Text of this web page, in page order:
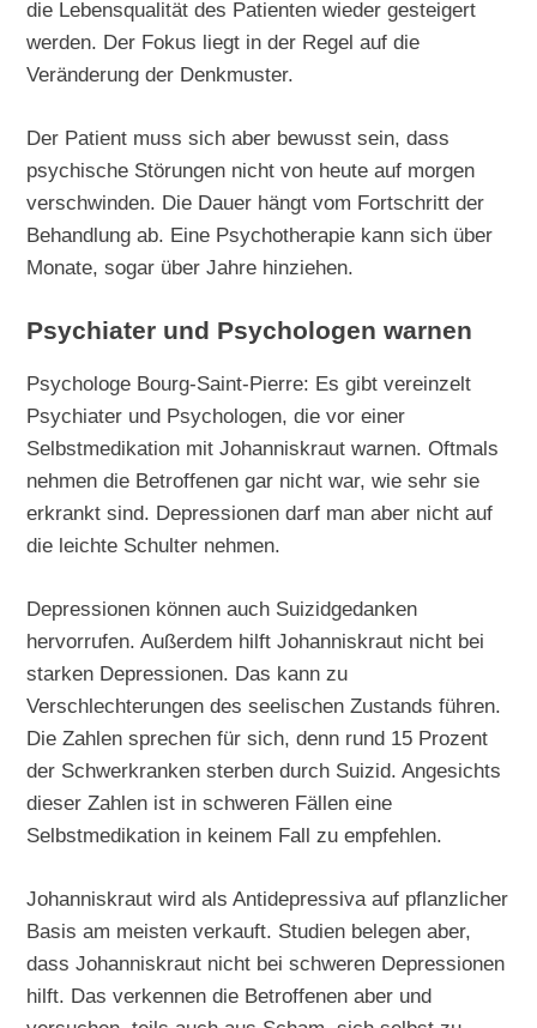
die Lebensqualität des Patienten wieder gesteigert
werden. Der Fokus liegt in der Regel auf die
Veränderung der Denkmuster.
Der Patient muss sich aber bewusst sein, dass
psychische Störungen nicht von heute auf morgen
verschwinden. Die Dauer hängt vom Fortschritt der
Behandlung ab. Eine Psychotherapie kann sich über
Monate, sogar über Jahre hinziehen.
Psychiater und Psychologen warnen
Psychologe Bourg-Saint-Pierre: Es gibt vereinzelt
Psychiater und Psychologen, die vor einer
Selbstmedikation mit Johanniskraut warnen. Oftmals
nehmen die Betroffenen gar nicht war, wie sehr sie
erkrankt sind. Depressionen darf man aber nicht auf
die leichte Schulter nehmen.
Depressionen können auch Suizidgedanken
hervorrufen. Außerdem hilft Johanniskraut nicht bei
starken Depressionen. Das kann zu
Verschlechterungen des seelischen Zustands führen.
Die Zahlen sprechen für sich, denn rund 15 Prozent
der Schwerkranken sterben durch Suizid. Angesichts
dieser Zahlen ist in schweren Fällen eine
Selbstmedikation in keinem Fall zu empfehlen.
Johanniskraut wird als Antidepressiva auf pflanzlicher
Basis am meisten verkauft. Studien belegen aber,
dass Johanniskraut nicht bei schweren Depressionen
hilft. Das verkennen die Betroffenen aber und